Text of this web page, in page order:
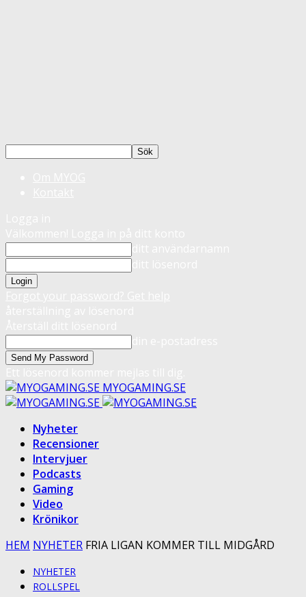
MYOGAMING.SE
Nyheter
Recensioner
Intervjuer
Podcasts
Gaming
Video
Krönikor
HEM NYHETER FRIA LIGAN KOMMER TILL MIDGÅRD
NYHETER
ROLLSPEL